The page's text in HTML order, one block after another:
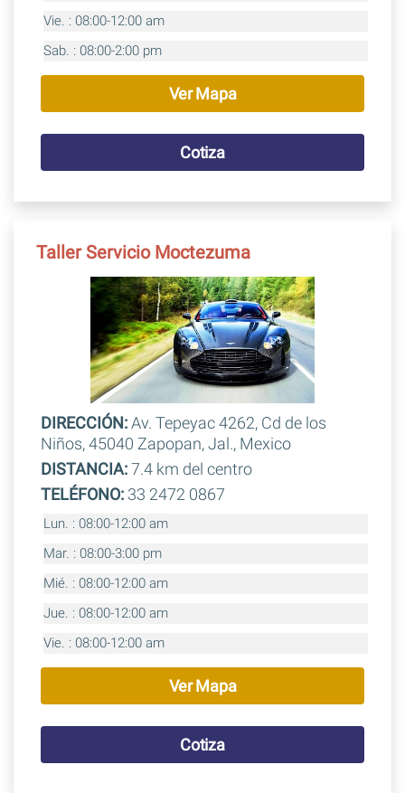
Vie. : 08:00-12:00 am
Sab. : 08:00-2:00 pm
Ver Mapa
Cotiza
Taller Servicio Moctezuma
DIRECCIÓN:Av. Tepeyac 4262, Cd de los
Niños, 45040 Zapopan, Jal., Mexico
DISTANCIA:7.4 km del centro
TELÉFONO:33 2472 0867
Lun. : 08:00-12:00 am
Mar. : 08:00-3:00 pm
Mié. : 08:00-12:00 am
Jue. : 08:00-12:00 am
Vie. : 08:00-12:00 am
Ver Mapa
Cotiza